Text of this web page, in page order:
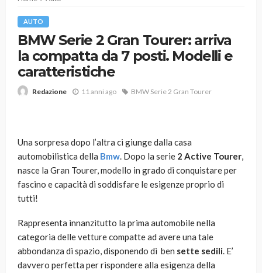
AUTO
BMW Serie 2 Gran Tourer: arriva
la compatta da 7 posti. Modelli e
caratteristiche
Redazione 11 anni ago BMW Serie 2 Gran Tourer
Una sorpresa dopo l’altra ci giunge dalla casa
automobilistica della Bmw. Dopo la serie 2 Active Tourer,
nasce la Gran Tourer, modello in grado di conquistare per
fascino e capacità di soddisfare le esigenze proprio di
tutti!
Rappresenta innanzitutto la prima automobile nella
categoria delle vetture compatte ad avere una tale
abbondanza di spazio, disponendo di ben sette sedili. E’
davvero perfetta per rispondere alla esigenza della